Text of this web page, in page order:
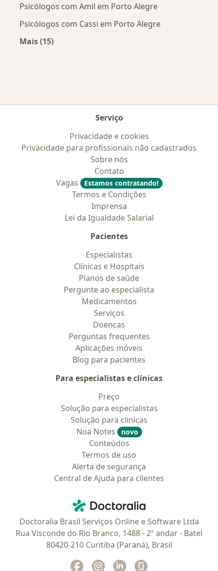
Psicólogos com Amil em Porto Alegre
Psicólogos com Cassi em Porto Alegre
Mais (15)
Serviço
Privacidade e cookies
Privacidade para profissionais não cadastrados
Sobre nós
Contato
Vagas
Estamos contratando!
Termos e Condições
Imprensa
Lei da Igualdade Salarial
Pacientes
Especialistas
Clínicas e Hospitais
Planos de saúde
Pergunte ao especialista
Medicamentos
Serviços
Doencas
Perguntas frequentes
Aplicações móveis
Blog para pacientes
Para especialistas e clínicas
Preço
Solução para especialistas
Solução para clinicas
Noa Notes
novo
Conteúdos
Termos de uso
Alerta de segurança
Central de Ajuda para clientes
Doctoralia - Homepage
Doctoralia Brasil Serviços Online e Software Ltda
Rua Visconde do Rio Branco, 1488 - 2º andar - Batel
80420-210 Curitiba (Paraná), Brasil
Facebook
abre num novo separador
Instagram
abre num novo separador
Linkedin
abre num novo